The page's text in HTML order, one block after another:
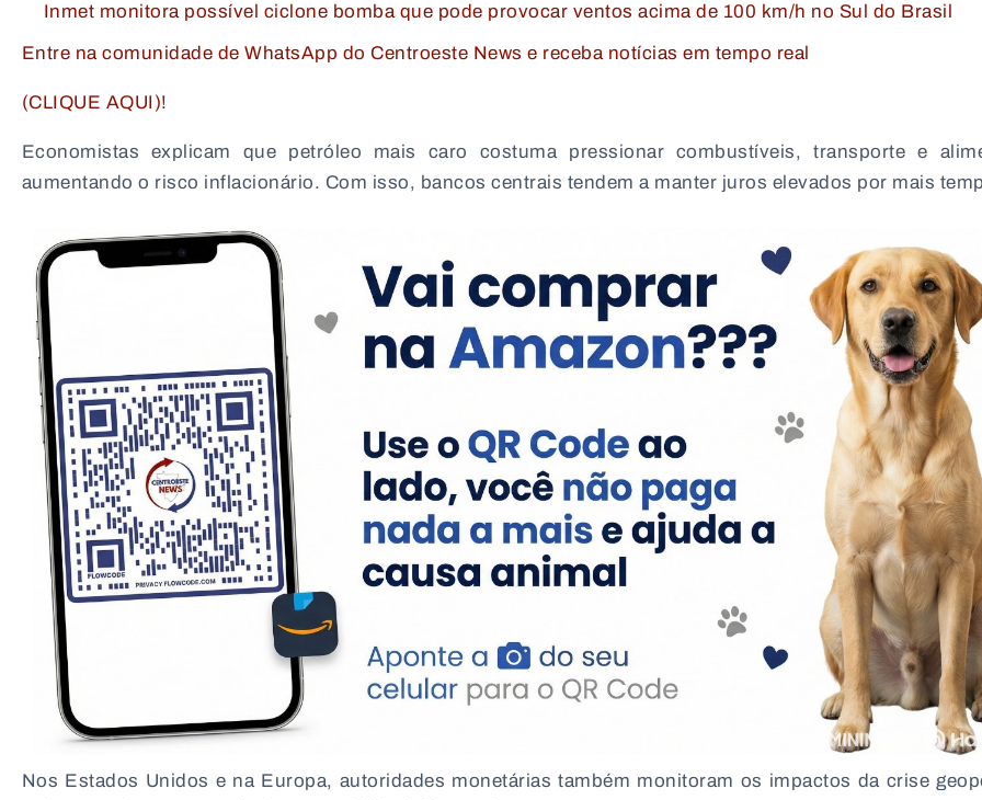
Inmet monitora possível ciclone bomba que pode provocar ventos acima de 100 km/h no Sul do Brasil
Entre na comunidade de WhatsApp do Centroeste News e receba notícias em tempo real
(CLIQUE AQUI)!
Economistas explicam que petróleo mais caro costuma pressionar combustíveis, transporte e
aumentando o risco inflacionário. Com isso, bancos centrais tendem a manter juros elevados por mais
Nos Estados Unidos e na Europa, autoridades monetárias também monitoram os impactos da crise